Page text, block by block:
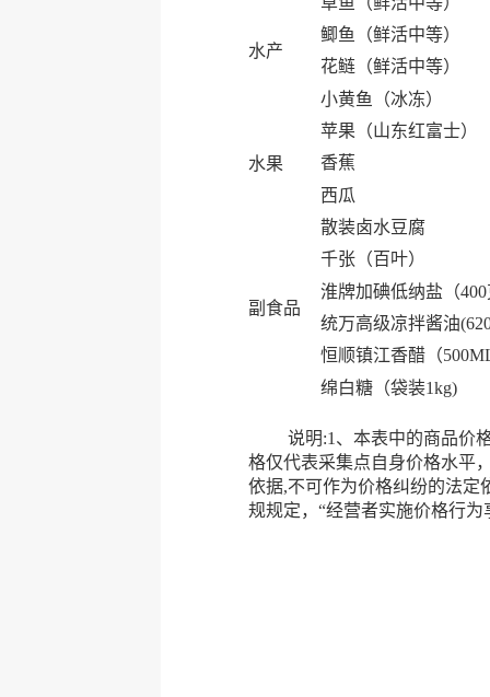
水产
鲫鱼（鲜活中等）
花鲢（鲜活中等）
小黄鱼（冰冻）
水果
苹果（山东红富士）
香蕉
西瓜
副食品
散装卤水豆腐
千张（百叶）
淮牌加碘低纳盐（
统万高级凉拌酱油
恒顺镇江香醋（
绵白糖（袋装1kg)
说明:1、本表中的商品价格
格仅代表采集点自身价格水平
依据,不可作为价格纠纷的法定
规规定，“经营者实施价格行